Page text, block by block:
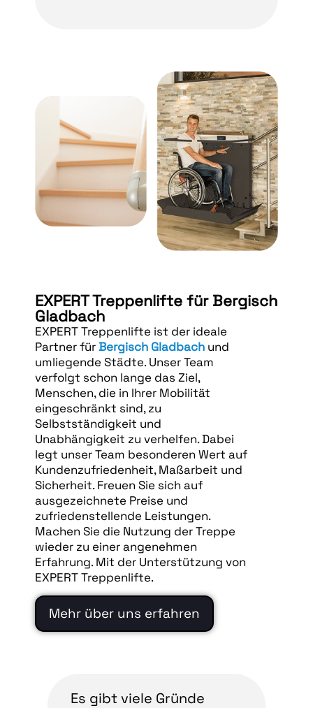
EXPERT Treppenlifte für Bergisch
Gladbach
EXPERT Treppenlifte ist der ideale
Partner fürBergisch Gladbach und
umliegende Städte. Unser Team
verfolgt schon lange das Ziel,
Menschen, die in Ihrer Mobilität
eingeschränkt sind, zu
Selbstständigkeit und
Unabhängigkeit zu verhelfen. Dabei
legt unser Team besonderen Wert auf
Kundenzufriedenheit, Maßarbeit und
Sicherheit. Freuen Sie sich auf
ausgezeichnete Preise und
zufriedenstellende Leistungen.
Machen Sie die Nutzung der Treppe
wieder zu einer angenehmen
Erfahrung. Mit der Unterstützung von
EXPERT Treppenlifte.
Mehr über uns erfahren
Es gibt viele Gründe